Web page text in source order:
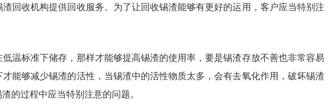
回收机构提供回收服务。为了让回收锡渣能够有更好的运用，客户应当特别注
温标准下储存，那样才能够提高锡渣的使用率，要是锡渣存放不善也非常容易
能够减少锡渣的活性，当锡渣中的活性物质太多，会有去氧化作用，破坏锡渣
的过程中应当特别注意的问题。